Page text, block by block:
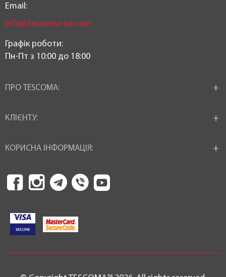
Email:
info@tescoma-ua.com
Графік роботи:
Пн-Пт з 10:00 до 18:00
ПРО TESCOMA:
КЛІЄНТУ:
КОРИСНА ІНФОРМАЦІЯ: